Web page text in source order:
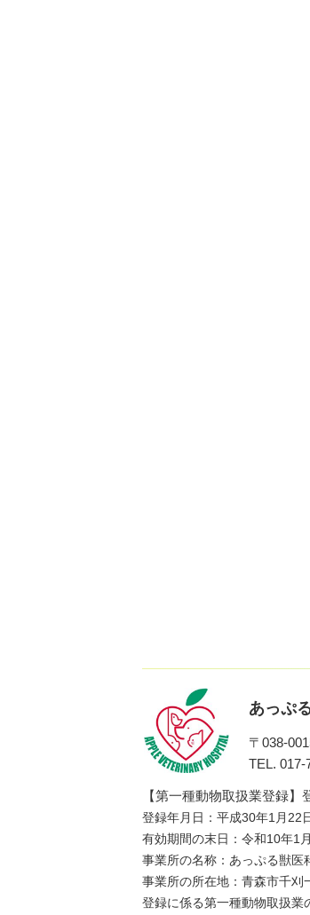
あっぷ
〒038-
TEL. 017-
【第一種動物取扱業登録】
登録年月日：平成30年1月22
有効期間の末日：令和10年1
事業所の名称：あっぷる獣医
事業所の所在地：青森市千刈
登録に係る第一種動物取扱業